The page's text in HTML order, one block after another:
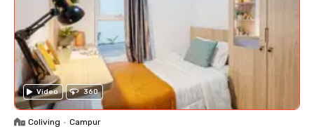
Video 360
Coliving • Campur